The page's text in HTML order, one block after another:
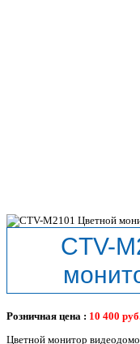
CTV-
Розничная цена : 10 400
Цветной монитор